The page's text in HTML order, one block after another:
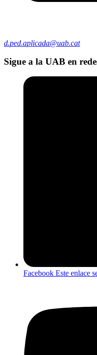
d.ped.aplicada@uab.cat
Sigue a la UAB en
Facebook Este enlace